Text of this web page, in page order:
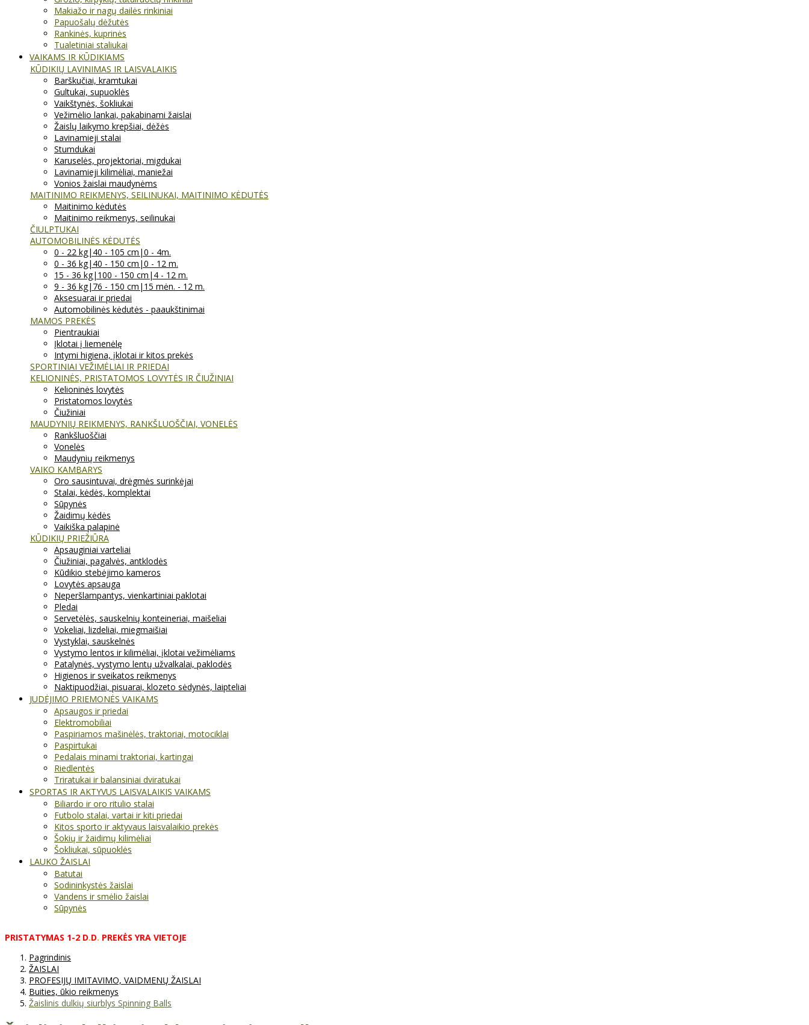
Makiažo ir nagų dailės rinkiniai
Papuošalų dėžutės
Rankinės, kuprinės
Tualetiniai staliukai
VAIKAMS IR KŪDIKIAMS
KŪDIKIŲ LAVINIMAS IR LAISVALAIKIS
Barškučiai, kramtukai
Gultukai, supuoklės
Vaikštynės, šokliukai
Vežimėlio lankai, pakabinami žaislai
Žaislų laikymo krepšiai, dėžės
Lavinamieji stalai
Stumdukai
Karuselės, projektoriai, migdukai
Lavinamieji kilimėliai, maniežai
Vonios žaislai maudynėms
MAITINIMO REIKMENYS, SEILINUKAI, MAITINIMO KĖDUTĖS
Maitinimo kėdutės
Maitinimo reikmenys, seilinukai
ČIULPTUKAI
AUTOMOBILINĖS KĖDUTĖS
0 - 22 kg|40 - 105 cm|0 - 4m.
0 - 36 kg|40 - 150 cm|0 - 12 m.
15 - 36 kg|100 - 150 cm|4 - 12 m.
9 - 36 kg|76 - 150 cm|15 mėn. - 12 m.
Aksesuarai ir priedai
Automobilinės kėdutės - paaukštinimai
MAMOS PREKĖS
Pientraukiai
Įklotai į liemenėlę
Intymi higiena, įklotai ir kitos prekės
SPORTINIAI VEŽIMĖLIAI IR PRIEDAI
KELIONINĖS, PRISTATOMOS LOVYTĖS IR ČIUŽINIAI
Kelioninės lovytės
Pristatomos lovytės
Čiužiniai
MAUDYNIŲ REIKMENYS, RANKŠLUOŠČIAI, VONELĖS
Rankšluoščiai
Vonelės
Maudynių reikmenys
VAIKO KAMBARYS
Oro sausintuvai, drėgmės surinkėjai
Stalai, kėdės, komplektai
Sūpynės
Žaidimų kėdės
Vaikiška palapinė
KŪDIKIŲ PRIEŽIŪRA
Apsauginiai varteliai
Čiužiniai, pagalvės, antklodės
Kūdikio stebėjimo kameros
Lovytės apsauga
Neperšlampantys, vienkartiniai paklotai
Pledai
Servetėlės, sauskelnių konteineriai, maišeliai
Vokeliai, lizdeliai, miegmaišiai
Vystyklai, sauskelnės
Vystymo lentos ir kilimėliai, įklotai vežimėliams
Patalynės, vystymo lentų užvalkalai, paklodės
Higienos ir sveikatos reikmenys
Naktipuodžiai, pisuarai, klozeto sėdynės, laipteliai
JUDĖJIMO PRIEMONĖS VAIKAMS
Apsaugos ir priedai
Elektromobiliai
Paspiriamos mašinėlės, traktoriai, motociklai
Paspirtukai
Pedalais minami traktoriai, kartingai
Riedlentės
Triratukai ir balansiniai dviratukai
SPORTAS IR AKTYVUS LAISVALAIKIS VAIKAMS
Biliardo ir oro ritulio stalai
Futbolo stalai, vartai ir kiti priedai
Kitos sporto ir aktyvaus laisvalaikio prekės
Šokių ir žaidimų kilimėliai
Šokliukai, sūpuoklės
LAUKO ŽAISLAI
Batutai
Sodininkystės žaislai
Vandens ir smėlio žaislai
Sūpynės
PRISTATYMAS 1-2 D.D. PREKĖS YRA VIETOJE
Pagrindinis
ŽAISLAI
PROFESIJŲ IMITAVIMO, VAIDMENŲ ŽAISLAI
Buities, ūkio reikmenys
Žaislinis dulkių siurblys Spinning Balls